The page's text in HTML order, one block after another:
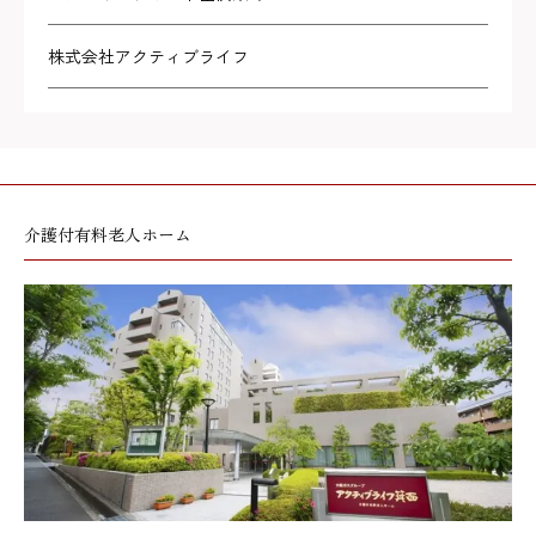
株式会社アクティブライフ
介護付有料老人ホーム